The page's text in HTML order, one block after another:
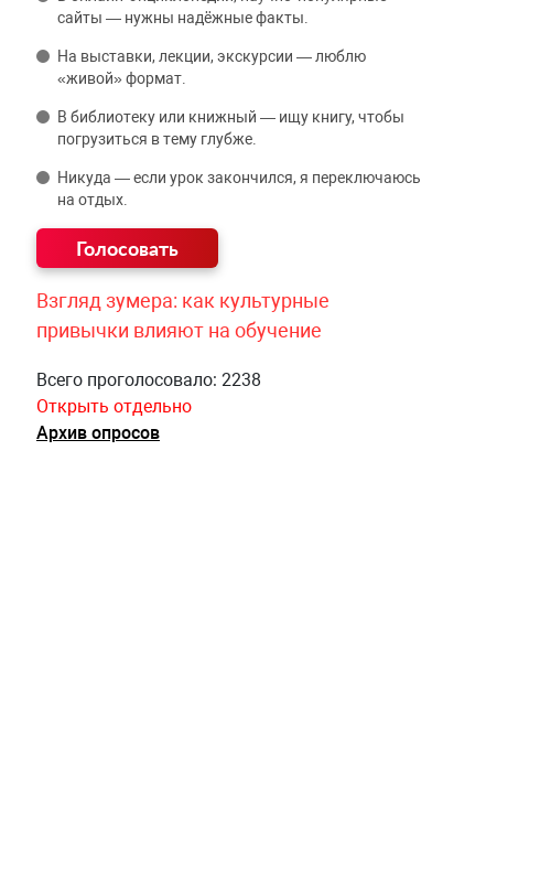
сайты — нужны надёжные факты.
На выставки, лекции, экскурсии — люблю
«живой» формат.
В библиотеку или книжный — ищу книгу, чтобы
погрузиться в тему глубже.
Никуда — если урок закончился, я переключаюсь
на отдых.
Взгляд зумера: как культурные
привычки влияют на обучение
Всего проголосовало: 2238
Открыть отдельно
Архив опросов